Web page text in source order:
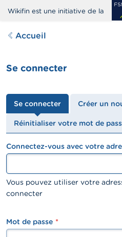
Aller
contenu
Wikifin est une initiative de la
Accueil
Se connecter
Onglets
principaux
Se connecter Créer un
Réinitialiser votre mot de
textfield
Connectez-vous avec votre
Vous pouvez utiliser votre
connecter
password
Mot de passe